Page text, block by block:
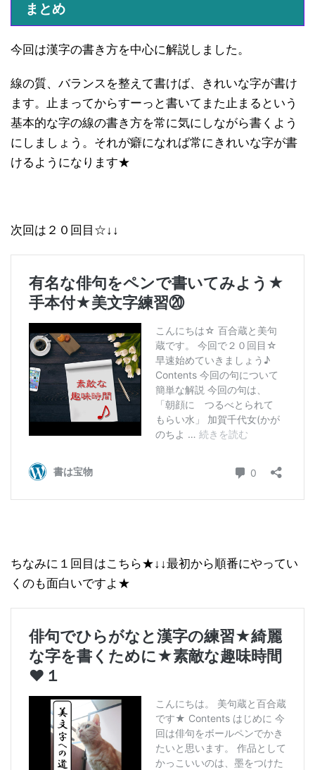
まとめ
今回は漢字の書き方を中心に解説しました。
線の質、バランスを整えて書けば、きれいな字が書け
ます。止まってからすーっと書いてまた止まるという
基本的な字の線の書き方を常に気にしながら書くよう
にしましょう。それが癖になれば常にきれいな字が書
けるようになります★
次回は２０回目☆↓↓
ちなみに１回目はこちら★↓↓最初から順番にやってい
くのも面白いですよ★